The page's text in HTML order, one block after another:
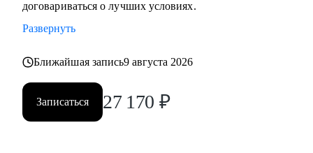
• Тем, кто хочет начать карьеру в IT и Digital или
клиентском сервисе и продажах;
и Digital или клиентском сервисе и продажах;
договариваться о лучших условиях.
Развернуть
Ближайшая запись9 августа 2026
Записаться 27 170 ₽